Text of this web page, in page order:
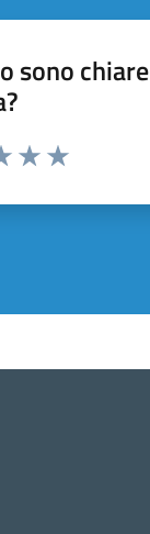
sono
5 stelle la pagina